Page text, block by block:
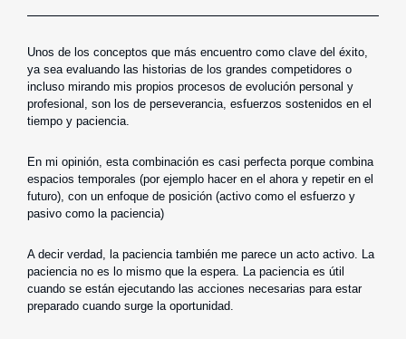
Unos de los conceptos que más encuentro como clave del éxito,
ya sea evaluando las historias de los grandes competidores o
incluso mirando mis propios procesos de evolución personal y
profesional, son los de perseverancia, esfuerzos sostenidos en el
tiempo y paciencia.
En mi opinión, esta combinación es casi perfecta porque combina
espacios temporales (por ejemplo hacer en el ahora y repetir en el
futuro), con un enfoque de posición (activo como el esfuerzo y
pasivo como la paciencia)
A decir verdad, la paciencia también me parece un acto activo. La
paciencia no es lo mismo que la espera. La paciencia es útil
cuando se están ejecutando las acciones necesarias para estar
preparado cuando surge la oportunidad.